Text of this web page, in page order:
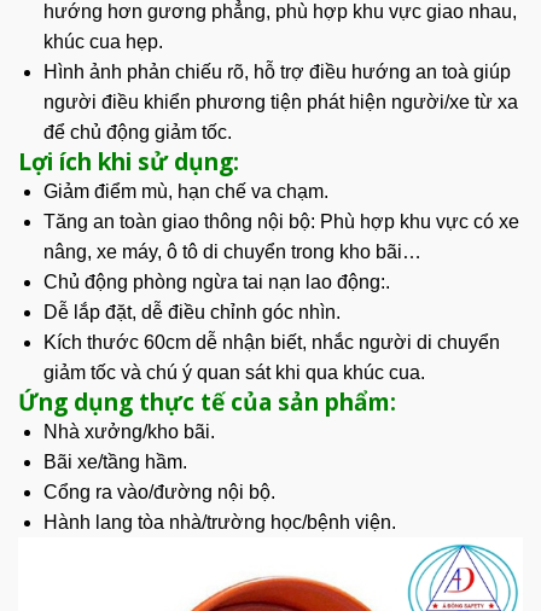
hướng hơn gương phẳng, phù hợp khu vực giao nhau,
khúc cua hẹp.
Hình ảnh phản chiếu rõ, hỗ trợ điều hướng an toà giúp
người điều khiển phương tiện phát hiện người/xe từ xa
để chủ động giảm tốc.
Lợi ích khi sử dụng:
Giảm điểm mù, hạn chế va chạm.
Tăng an toàn giao thông nội bộ: Phù hợp khu vực có xe
nâng, xe máy, ô tô di chuyển trong kho bãi…
Chủ động phòng ngừa tai nạn lao động:.
Dễ lắp đặt, dễ điều chỉnh góc nhìn.
Kích thước 60cm dễ nhận biết, nhắc người di chuyển
giảm tốc và chú ý quan sát khi qua khúc cua.
Ứng dụng thực tế của sản phẩm:
Nhà xưởng/kho bãi.
Bãi xe/tầng hầm.
Cổng ra vào/đường nội bộ.
Hành lang tòa nhà/trường học/bệnh viện.